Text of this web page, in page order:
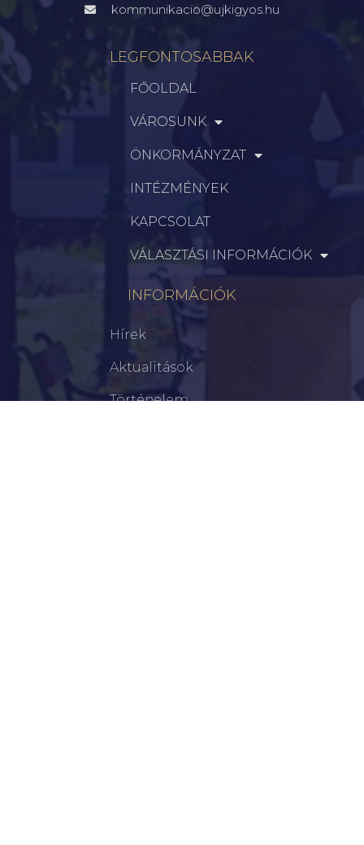
kommunikacio@ujkigyos.hu
LEGFONTOSABBAK
FŐOLDAL
VÁROSUNK
ÖNKORMÁNYZAT
INTÉZMÉNYEK
KAPCSOLAT
VÁLASZTÁSI INFORMÁCIÓK
INFORMÁCIÓK
Hírek
Aktualitások
Történelem